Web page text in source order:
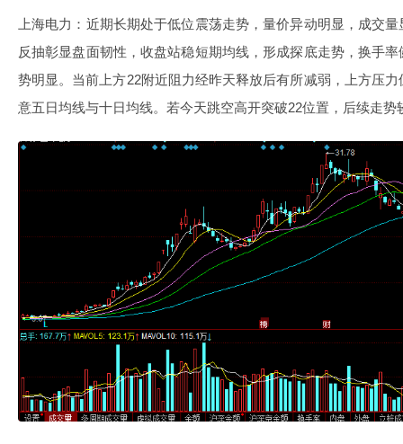
上海电力：近期长期处于低位震荡走势，量价异动明显，成交
反抽彰显盘面韧性，收盘站稳短期均线，形成探底走势，换手
势明显。当前上方22附近阻力经昨天释放后有所减弱，上方压
意五日均线与十日均线。若今天跳空高开突破22位置，后续走势